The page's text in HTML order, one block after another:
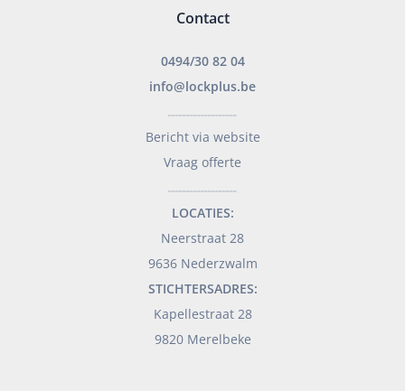
Contact
0494/30 82 04
info@lockplus.be
Bericht via website
Vraag offerte
LOCATIES:
Neerstraat 28
9636 Nederzwalm
STICHTERSADRES:
Kapellestraat 28
9820 Merelbeke